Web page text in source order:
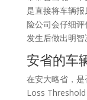
是直接将车辆
险公司会仔细
发生后做出明智
安省的车
在安大略省，
Loss